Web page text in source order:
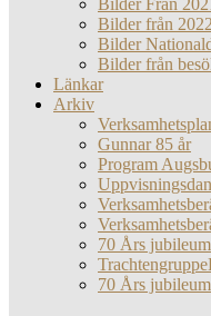
Bilder Från
Bilder från 2022
Bilder
Bilder från
Länkar
Arkiv
Gunnar 85 år
Program
70 Års jubileum
70 Års jubileum